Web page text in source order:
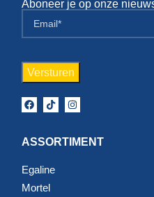
voegen belangrijk zijn, kom
doorstrijkmortel.
Mortel voor
Bij veel renovatie- en
betonvloeren,
belangrijk voor hechting,
Werk je aan een vloer die
worden, dan is het
Aboneer je op onze
ASSORTIMENT
Egaline
Mortel